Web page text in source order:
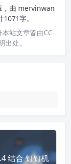
，由 mervinwan
字。
站文章皆由CC-
处。
结合 钉钉机